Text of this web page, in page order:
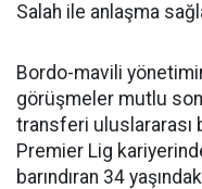
Salah ile anlaşma
Bordo-mavili
görüşmeler mutlu
transferi uluslararası
Premier Lig
barındıran 34